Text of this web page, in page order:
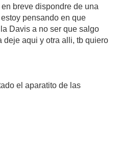
breve dispondre de una
pensando en que
Davis a no ser que salgo
deje aqui y otra alli, tb quiero
el aparatito de las